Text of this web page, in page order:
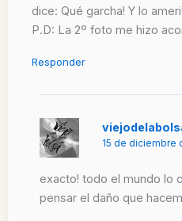
dice: Qué garcha! Y lo
P.D: La 2º foto me hizo
Responder
15 de diciembre
exacto! todo el mundo lo
pensar el daño que